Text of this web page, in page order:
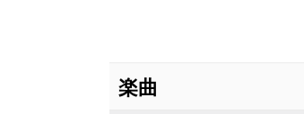
楽曲